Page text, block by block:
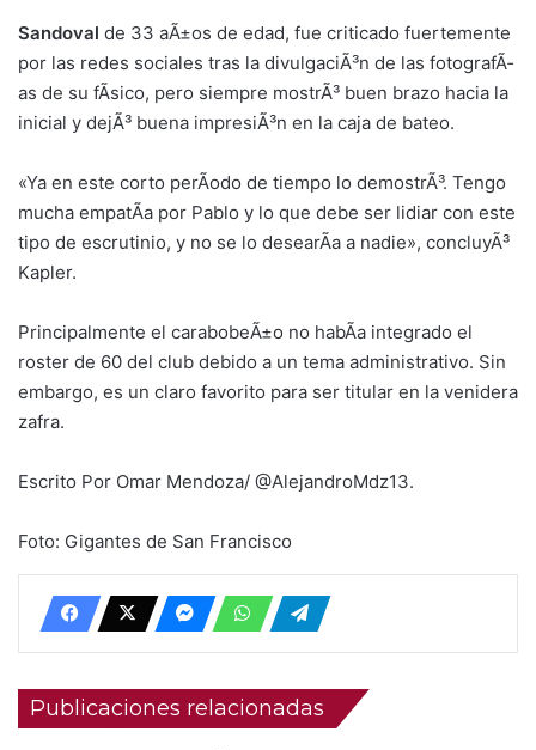
Sandoval de 33 aÃ±os de edad, fue criticado fuertemente
por las redes sociales tras la divulgaciÃ³n de las fotografÃ­
as de su fÃ­sico, pero siempre mostrÃ³ buen brazo hacia la
inicial y dejÃ³ buena impresiÃ³n en la caja de bateo.
«Ya en este corto perÃ­odo de tiempo lo demostrÃ³. Tengo
mucha empatÃ­a por Pablo y lo que debe ser lidiar con este
tipo de escrutinio, y no se lo desearÃ­a a nadie», concluyÃ³
Kapler.
Principalmente el carabobeÃ±o no habÃ­a integrado el
roster de 60 del club debido a un tema administrativo. Sin
embargo, es un claro favorito para ser titular en la venidera
zafra.
Escrito Por Omar Mendoza/ @AlejandroMdz13.
Foto: Gigantes de San Francisco
Publicaciones relacionadas